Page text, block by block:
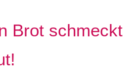
Brot schmeckt